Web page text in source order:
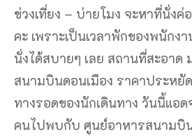
ช่วงเที่ยง – บ่ายโมง จะหาที่นั่ง
คะ เพราะเป็นเวลาพักของพนักง
นั่งได้สบายๆ เลย สถานที่สะอาด
สนามบินดอนเมือง ราคาประหยั
ทางรอดของนักเดินทาง วันนี้แอ
คนไปพบกับ ศูนย์อาหารสนามบิ